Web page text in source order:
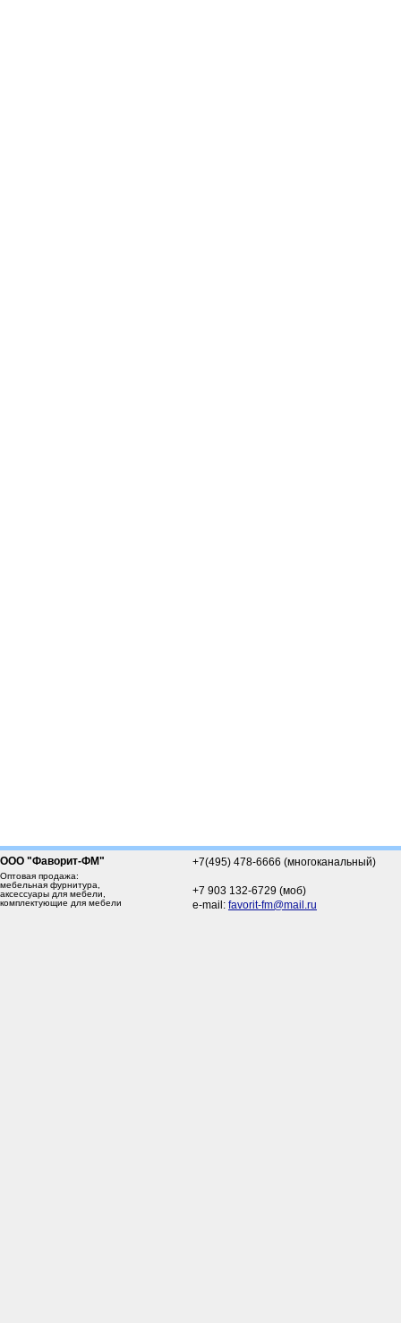
ООО "Фаворит-ФМ"
Оптовая продажа:
мебельная фурнитура,
аксессуары для мебели,
комплектующие для мебели
+7(495) 478-6666 (многоканальный)
+7 903 132-6729 (моб)
e-mail: favorit-fm@mail.ru